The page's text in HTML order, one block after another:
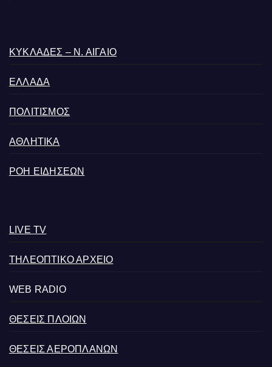
ΚΥΚΛΑΔΕΣ – Ν. ΑΙΓΑΙΟ
ΕΛΛΑΔΑ
ΠΟΛΙΤΙΣΜΟΣ
ΑΘΛΗΤΙΚΑ
ΡΟΗ ΕΙΔΗΣΕΩΝ
LIVE TV
ΤΗΛΕΟΠΤΙΚΟ ΑΡΧΕΙΟ
WEB RADIO
ΘΕΣΕΙΣ ΠΛΟΙΩΝ
ΘΕΣΕΙΣ ΑΕΡΟΠΛΑΝΩΝ